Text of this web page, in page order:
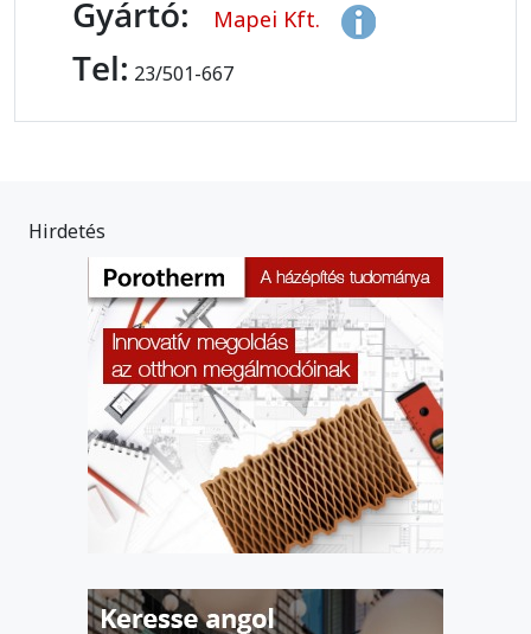
Gyártó: Mapei Kft.
Tel: 23/501-667
Hirdetés